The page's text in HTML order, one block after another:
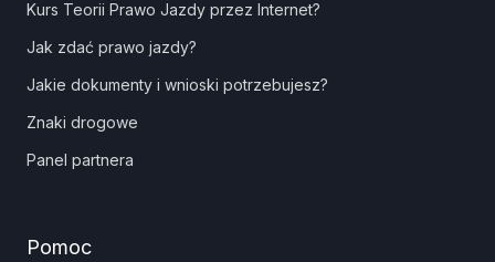
Kurs Teorii Prawo Jazdy przez Internet?
Jak zdać prawo jazdy?
Jakie dokumenty i wnioski potrzebujesz?
Znaki drogowe
Panel partnera
Pomoc